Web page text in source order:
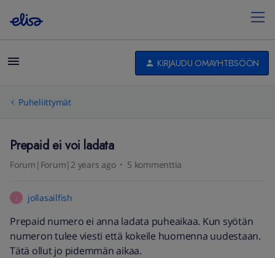
KIRJAUDU OMAYHTEISÖÖN
Puheliittymät
Prepaid ei voi ladata
Forum|Forum|2 years ago 5 kommenttia
jollasailfish
Prepaid numero ei anna ladata puheaikaa. Kun syötän
numeron tulee viesti että kokeile huomenna uudestaan.
Tätä ollut jo pidemmän aikaa.